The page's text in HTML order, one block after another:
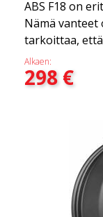
ABS F18 on
Nämä vanteet
tarkoittaa,
kuin
joka usein
saatavilla
korostaa,
niiden
että
Alkaen:
298€